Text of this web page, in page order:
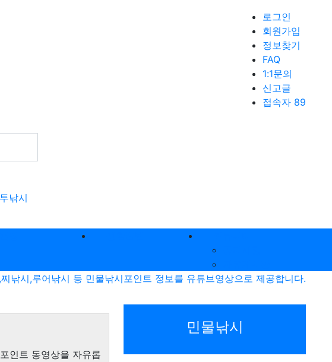
로그인
회원가입
정보찾기
FAQ
1:1문의
신고글
접속자 89
낚시
낚시,루어낚시 등 민물낚시포인트 정보를 유튜브영상으로 제공합니다.
인트 동영상을 자유롭
민물낚시